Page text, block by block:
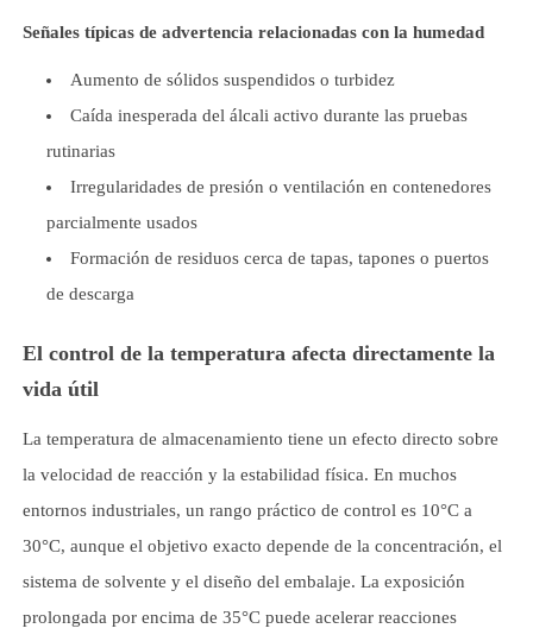
Señales típicas de advertencia relacionadas con la humedad
Aumento de sólidos suspendidos o turbidez
Caída inesperada del álcali activo durante las pruebas
rutinarias
Irregularidades de presión o ventilación en contenedores
parcialmente usados
Formación de residuos cerca de tapas, tapones o puertos
de descarga
El control de la temperatura afecta directamente la
vida útil
La temperatura de almacenamiento tiene un efecto directo sobre
la velocidad de reacción y la estabilidad física. En muchos
entornos industriales, un rango práctico de control es 10°C a
30°C, aunque el objetivo exacto depende de la concentración, el
sistema de solvente y el diseño del embalaje. La exposición
prolongada por encima de 35°C puede acelerar reacciones